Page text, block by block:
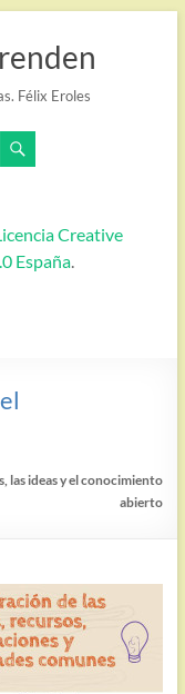
Félix Eroles
Creative
España.
las ideas y el conocimiento
abierto